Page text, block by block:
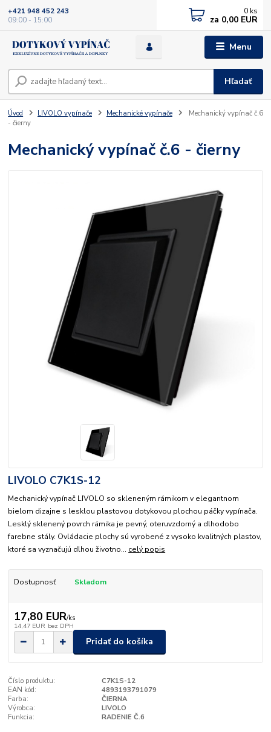
Menu
Hľadať
+421 948 452 243
09:00 - 15:00
0 ks
za 0,00 EUR
Úvod LIVOLO vypínače Mechanické vypínače
Mechanický vypínač č.6
- čierny
Mechanický vypínač č.6 - čierny
LIVOLO C7K1S-12
Mechanický vypínač LIVOLO so skleneným rámikom v elegantnom
bielom dizajne s lesklou plastovou dotykovou plochou páčky vypínača.
Lesklý sklenený povrch rámika je pevný, oteruvzdorný a dlhodobo
farebne stály. Ovládacie plochy sú vyrobené z vysoko kvalitných plastov,
ktoré sa vyznačujú dlhou životno... celý popis
Dostupnosť Skladom
17,80 EUR/ks
14,47 EUR bez DPH
Pridať do košíka
Číslo produktu:
C7K1S-12
EAN kód:
4893193791079
Farba:
ČIERNA
Výrobca:
LIVOLO
Funkcia:
RADENIE Č.6